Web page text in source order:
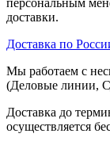
доставки.
Доставка по
Мы работаем с
(Деловые линии,
Доставка до
осуществляется